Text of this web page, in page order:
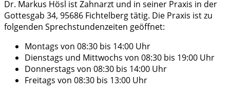
Dr. Markus Hösl ist Zahnarzt und in seiner Praxis in der
Gottesgab 34, 95686 Fichtelberg tätig. Die Praxis ist zu
folgenden Sprechstundenzeiten geöffnet:
Montags von 08:30 bis 14:00 Uhr
Dienstags und Mittwochs von 08:30 bis 19:00 Uhr
Donnerstags von 08:30 bis 14:00 Uhr
Freitags von 08:30 bis 13:00 Uhr